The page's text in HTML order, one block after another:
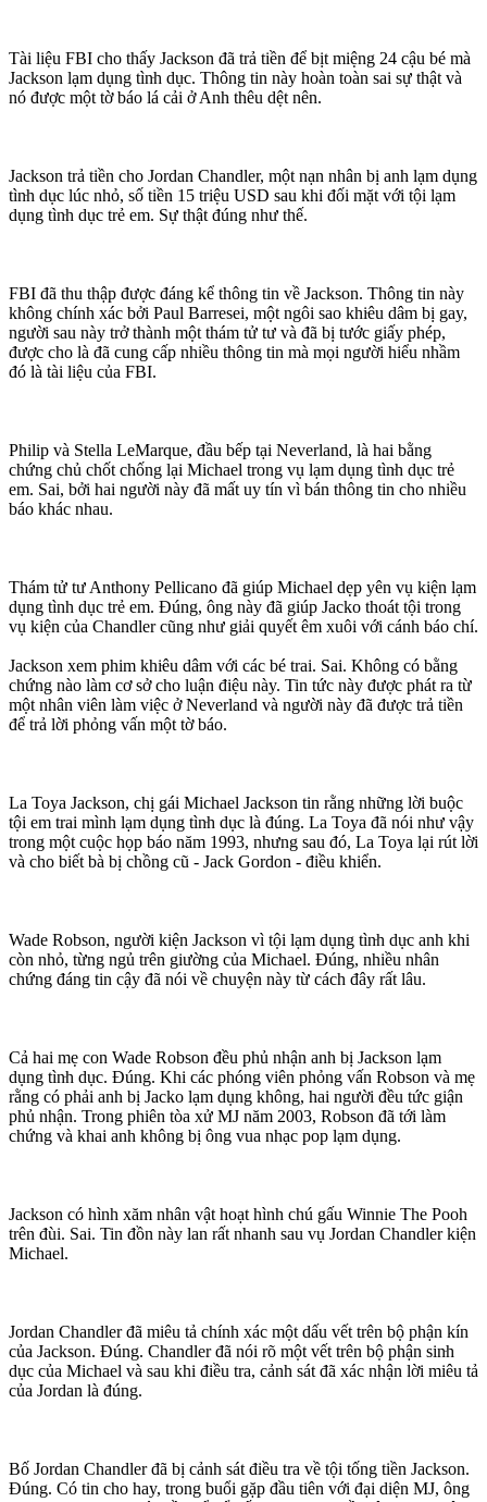
Tài liệu FBI cho thấy Jackson đã trả tiền để bịt miệng 24 cậu bé mà
Jackson lạ‌m dụn‌g tìn‌ּh dụ‌ּc. Thông tin này hoàn toàn sai sự thật và
nó được một tờ báo lá cải ở Anh thêu dệt nên.
Jackson trả tiền cho Jordan Chandler, một nạn nhân bị anh lạ‌m dụn‌g
tìn‌ּh dụ‌ּc lúc nhỏ, số tiền 15 triệu USD sau khi đối mặt với tội lạ‌m
dụn‌g tìn‌ּh dụ‌ּc trẻ em. Sự thật đúng như thế.
FBI đã thu thập được đáng kể thông tin về Jackson. Thông tin này
không chính xác bởi Paul Barresei, một ngôi sao khi‌ּêu dâ‌ּm bị gay,
người sau này trở thành một thám tử tư và đã bị tước giấy phép,
được cho là đã cung cấp nhiều thông tin mà mọi người hiểu nhầm
đó là tài liệu của FBI.
Philip và Stella LeMarque, đầu bếp tại Neverland, là hai bằng
chứng chủ chốt chống lại Michael trong vụ lạ‌m dụn‌g tìn‌ּh dụ‌ּc trẻ
em. Sai, bởi hai người này đã mất uy tín vì bán thông tin cho nhiều
báo khác nhau.
Thám tử tư Anthony Pellicano đã giúp Michael dẹp yên vụ kiện lạ‌m
dụn‌g tình dục trẻ em. Đúng, ông này đã giúp Jacko thoát tội trong
vụ kiện của Chandler cũng như giải quyết êm xuôi với cánh báo chí.
Jackson xem phim khi‌ּêu dâ‌ּm với các bé trai. Sai. Không có bằng
chứng nào làm cơ sở cho luận điệu này. Tin tức này được phát ra từ
một nhân viên làm việc ở Neverland và người này đã được trả tiền
để trả lời phỏng vấn một tờ báo.
La Toya Jackson, chị gái Michael Jackson tin rằng những lời buộc
tội em trai mình lạ‌m dụn‌g tìn‌ּh dụ‌ּc là đúng. La Toya đã nói như vậy
trong một cuộc họp báo năm 1993, nhưng sau đó, La Toya lại rút lời
và cho biết bà bị chồng cũ - Jack Gordon - điều khiển.
Wade Robson, người kiện Jackson vì tội lạ‌m dụn‌g tìn‌ּh dụ‌ּc anh khi
còn nhỏ, từng ngủ trên giường của Michael. Đúng, nhiều nhân
chứng đáng tin cậy đã nói về chuyện này từ cách đây rất lâu.
Cả hai mẹ con Wade Robson đều phủ nhận anh bị Jackson lạ‌m
dụn‌g tìn‌ּh dụ‌ּc. Đúng. Khi các phóng viên phỏng vấn Robson và mẹ
rằng có phải anh bị Jacko lạ‌m dụn‌g không, hai người đều tức giận
phủ nhận. Trong phiên tòa xử MJ năm 2003, Robson đã tới làm
chứng và khai anh không bị ông vua nhạc pop lạ‌m dụn‌g.
Jackson có hình xăm nhân vật hoạt hình chú gấu Winnie The Pooh
trên đùi. Sai. Tin đồn này lan rất nhanh sau vụ Jordan Chandler kiện
Michael.
Jordan Chandler đã miêu tả chính xác một dấu vết trên bộ phận kín
của Jackson. Đúng. Chandler đã nói rõ một vết trên bộ phận sin‌ּh
dụ‌ּc của Michael và sau khi điều tra, cảnh sát đã xác nhận lời miêu tả
của Jordan là đúng.
Bố Jordan Chandler đã bị cảnh sát điều tra về tội tống tiền Jackson.
Đúng. Có tin cho hay, trong buổi gặp đầu tiên với đại diện MJ, ông